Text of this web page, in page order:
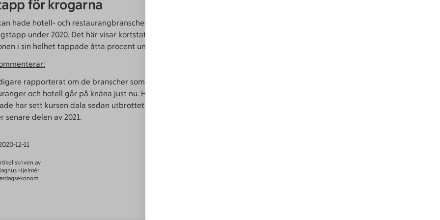
för krogarna
hade hotell- och restaurangbranschen sitt hittills största
under 2020. Det här visar kortstatistik från Swedbank.
i sin helhet tappade åtta procent under förra veckan.
rapporterat om de branscher som tagit mer stryk av pandemin;
och hotell går på knäna just nu. Hotellkedjor som är
har sett kursen dala sedan utbrottet. Jag tror vi ser en vändning
senare delen av 2021.
12-11
skriven av
Hjelmér